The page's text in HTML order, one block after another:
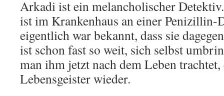
Arkadi ist ein melancholischer
ist im Krankenhaus an einer Penizillin-
eigentlich war bekannt, dass sie
ist schon fast so weit, sich selbst
man ihm jetzt nach dem Leben trachtet,
Lebensgeister wieder.